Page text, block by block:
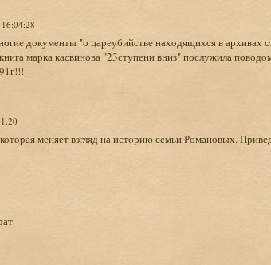
документы "о цареубийстве находящихся в архивах
марка касвинова "23ступени вниз" послужила
меняет взгляд на историю семьи Романовых.